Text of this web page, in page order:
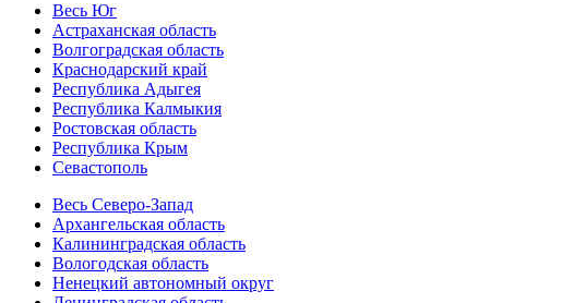
Весь Юг
Астраханская область
Волгоградская область
Краснодарский край
Республика Адыгея
Республика Калмыкия
Ростовская область
Республика Крым
Севастополь
Весь Северо-Запад
Архангельская область
Калининградская область
Вологодская область
Ненецкий автономный округ